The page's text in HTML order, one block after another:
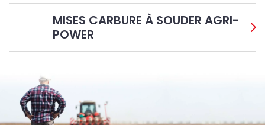
MISES CARBURE À SOUDER AGRI-
POWER